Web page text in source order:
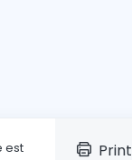
est Print